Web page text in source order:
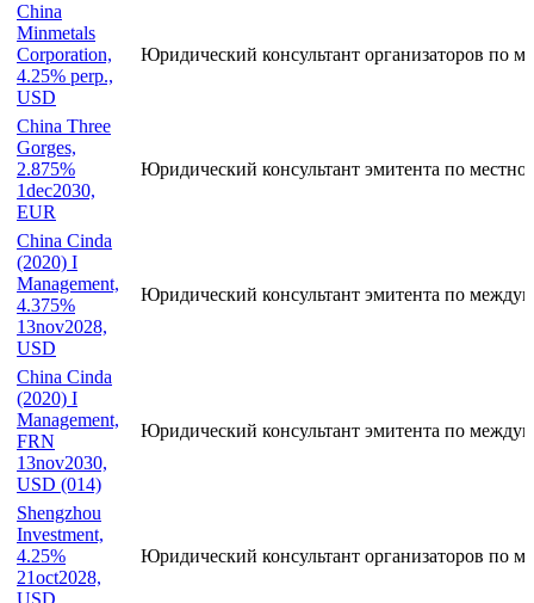
China
Minmetals
Corporation,
4.25% perp.,
USD
Юридический консультант организаторов по
China Three
Gorges,
2.875%
1dec2030,
EUR
Юридический консультант эмитента по
China Cinda
(2020) I
Management,
4.375%
13nov2028,
USD
Юридический консультант эмитента по
China Cinda
(2020) I
Management,
FRN
13nov2030,
USD (014)
Юридический консультант эмитента по
Shengzhou
Investment,
4.25%
21oct2028,
Юридический консультант организаторов по